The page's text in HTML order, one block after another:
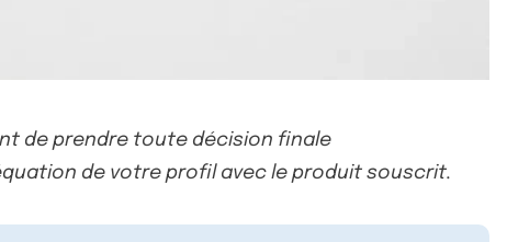
de prendre toute décision finale
de votre profil avec le produit souscrit.